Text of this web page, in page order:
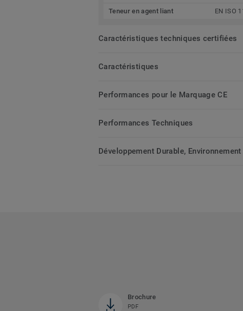
Teneur en agent liant EN ISO
Caractéristiques techniques certifiées
Caractéristiques
Performances pour le Marquage CE
Performances Techniques
Développement Durable,
Brochure
PDF